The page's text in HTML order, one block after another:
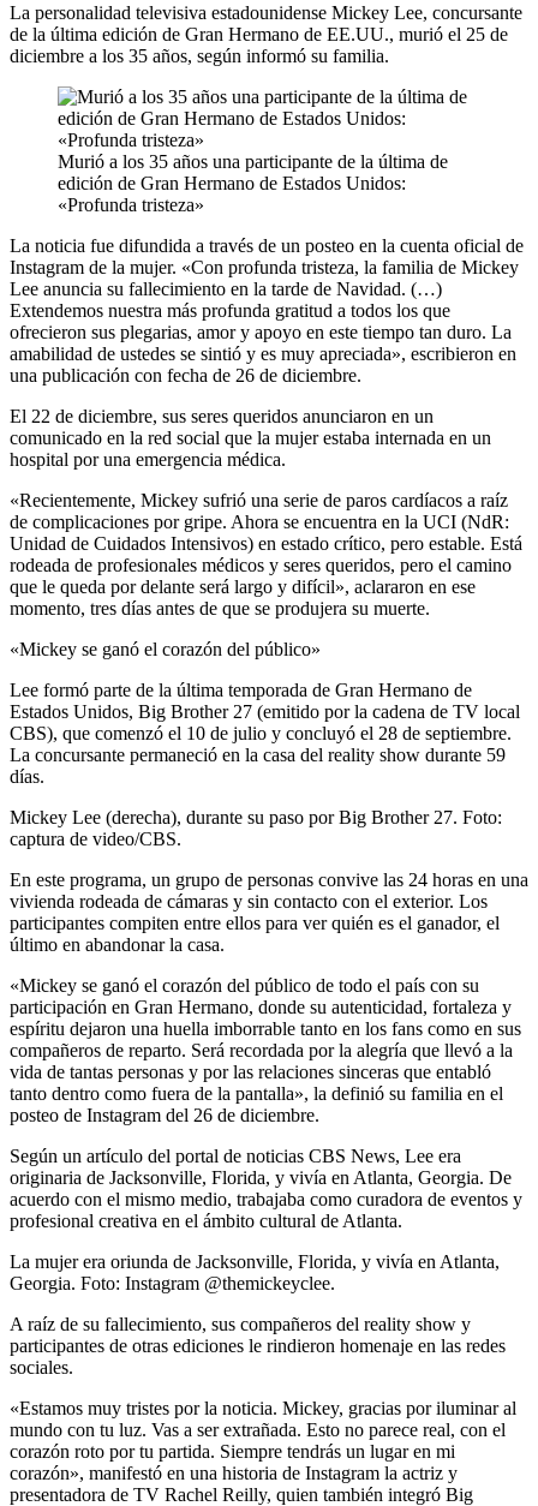
La personalidad televisiva estadounidense Mickey Lee, concursante
de la última edición de Gran Hermano de EE.UU., murió el 25 de
diciembre a los 35 años, según informó su familia.
Murió a los 35 años una participante de la última de
edición de Gran Hermano de Estados Unidos:
«Profunda tristeza»
La noticia fue difundida a través de un posteo en la cuenta oficial de
Instagram de la mujer. «Con profunda tristeza, la familia de Mickey
Lee anuncia su fallecimiento en la tarde de Navidad. (…)
Extendemos nuestra más profunda gratitud a todos los que
ofrecieron sus plegarias, amor y apoyo en este tiempo tan duro. La
amabilidad de ustedes se sintió y es muy apreciada», escribieron en
una publicación con fecha de 26 de diciembre.
El 22 de diciembre, sus seres queridos anunciaron en un
comunicado en la red social que la mujer estaba internada en un
hospital por una emergencia médica.
«Recientemente, Mickey sufrió una serie de paros cardíacos a raíz
de complicaciones por gripe. Ahora se encuentra en la UCI (NdR:
Unidad de Cuidados Intensivos) en estado crítico, pero estable. Está
rodeada de profesionales médicos y seres queridos, pero el camino
que le queda por delante será largo y difícil», aclararon en ese
momento, tres días antes de que se produjera su muerte.
«Mickey se ganó el corazón del público»
Lee formó parte de la última temporada de Gran Hermano de
Estados Unidos, Big Brother 27 (emitido por la cadena de TV local
CBS), que comenzó el 10 de julio y concluyó el 28 de septiembre.
La concursante permaneció en la casa del reality show durante 59
días.
Mickey Lee (derecha), durante su paso por Big Brother 27. Foto:
captura de video/CBS.
En este programa, un grupo de personas convive las 24 horas en una
vivienda rodeada de cámaras y sin contacto con el exterior. Los
participantes compiten entre ellos para ver quién es el ganador, el
último en abandonar la casa.
«Mickey se ganó el corazón del público de todo el país con su
participación en Gran Hermano, donde su autenticidad, fortaleza y
espíritu dejaron una huella imborrable tanto en los fans como en sus
compañeros de reparto. Será recordada por la alegría que llevó a la
vida de tantas personas y por las relaciones sinceras que entabló
tanto dentro como fuera de la pantalla», la definió su familia en el
posteo de Instagram del 26 de diciembre.
Según un artículo del portal de noticias CBS News, Lee era
originaria de Jacksonville, Florida, y vivía en Atlanta, Georgia. De
acuerdo con el mismo medio, trabajaba como curadora de eventos y
profesional creativa en el ámbito cultural de Atlanta.
La mujer era oriunda de Jacksonville, Florida, y vivía en Atlanta,
Georgia. Foto: Instagram @themickeyclee.
A raíz de su fallecimiento, sus compañeros del reality show y
participantes de otras ediciones le rindieron homenaje en las redes
sociales.
«Estamos muy tristes por la noticia. Mickey, gracias por iluminar al
mundo con tu luz. Vas a ser extrañada. Esto no parece real, con el
corazón roto por tu partida. Siempre tendrás un lugar en mi
corazón», manifestó en una historia de Instagram la actriz y
presentadora de TV Rachel Reilly, quien también integró Big